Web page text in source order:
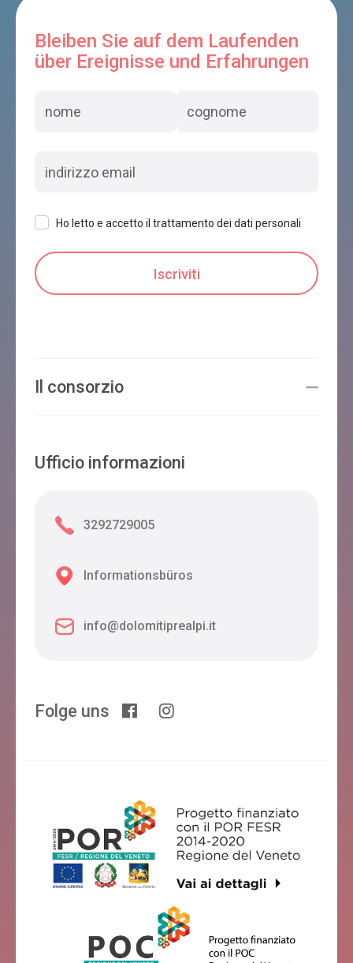
Bleiben Sie auf dem Laufenden
über Ereignisse und Erfahrungen
Ho letto e accetto il trattamento dei dati personali
Il consorzio
Ufficio informazioni
3292729005
Informationsbüros
info@dolomitiprealpi.it
Folge uns